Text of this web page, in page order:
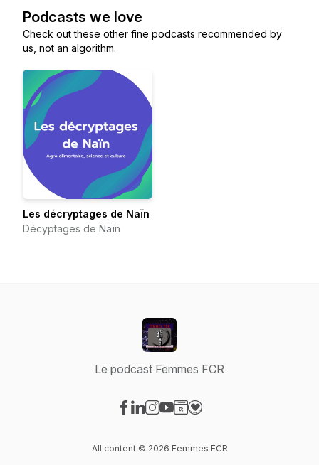
Podcasts we love
Check out these other fine podcasts recommended by
us, not an algorithm.
Les décryptages de Naïn
Décyptages de Naïn
Le podcast Femmes FCR
All content © 2026 Femmes FCR